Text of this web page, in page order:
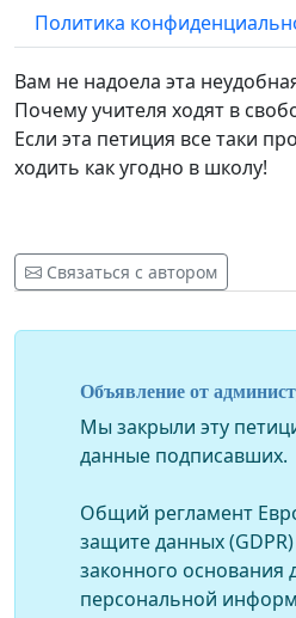
Политика
Вам не надоела эта
Почему учителя ходят в
Если эта петиция все таки
ходить как угодно в школу!
Связаться с автором
Объявление от
Мы закрыли эту
данные подписавших.
Общий регламент
защите данных
законного основания
персональной